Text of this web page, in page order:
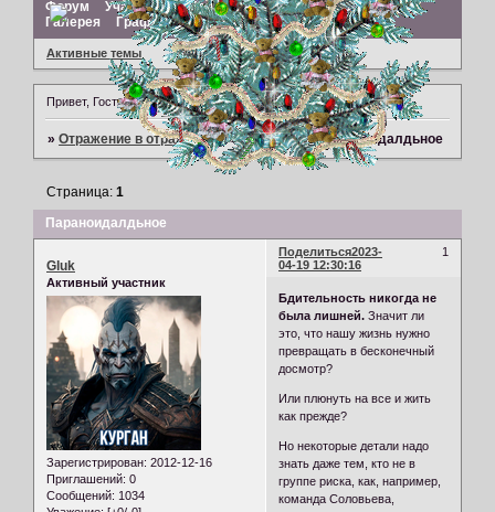
Форум Участники Поиск Регистрация
Войти
Галерея
Графический редактор
Активные темы
Привет, Гость! Войдитеилизарегистрируйтесь.
»Отражение в отражениях »Про жизнь »Параноидалдьное
Параноидалдьное
Страница:1
Поделиться 1
2023-
04-19 12:30:16
Gluk
Активный участник
Зарегистрирован: 2012-12-16
Приглашений: 0
Сообщений: 1034
Бдительность никогда не
была лишней. Значит ли
это, что нашу жизнь нужно
превращать в бесконечный
досмотр?
Или плюнуть на все и жить
как прежде?
Но некоторые детали надо
знать даже тем, кто не в
группе риска, как, например,
команда Соловьева,